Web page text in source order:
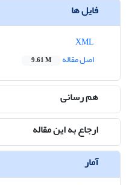
فایل ها
اصل مقاله
9.61 M
هم رسانی
ارجاع به این مقاله
آمار